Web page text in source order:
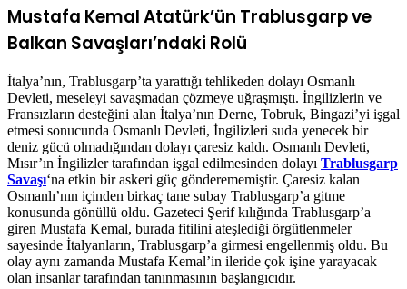
Mustafa Kemal Atatürk’ün Trablusgarp ve
Balkan Savaşları’ndaki Rolü
İtalya’nın, Trablusgarp’ta yarattığı tehlikeden dolayı Osmanlı
Devleti, meseleyi savaşmadan çözmeye uğraşmıştı. İngilizlerin ve
Fransızların desteğini alan İtalya’nın Derne, Tobruk, Bingazi’yi işgal
etmesi sonucunda Osmanlı Devleti, İngilizleri suda yenecek bir
deniz gücü olmadığından dolayı çaresiz kaldı. Osmanlı Devleti,
Mısır’ın İngilizler tarafından işgal edilmesinden dolayı Trablusgarp
Savaşı‘na etkin bir askeri güç gönderememiştir. Çaresiz kalan
Osmanlı’nın içinden birkaç tane subay Trablusgarp’a gitme
konusunda gönüllü oldu. Gazeteci Şerif kılığında Trablusgarp’a
giren Mustafa Kemal, burada fitilini ateşlediği örgütlenmeler
sayesinde İtalyanların, Trablusgarp’a girmesi engellenmiş oldu. Bu
olay aynı zamanda Mustafa Kemal’in ileride çok işine yarayacak
olan insanlar tarafından tanınmasının başlangıcıdır.